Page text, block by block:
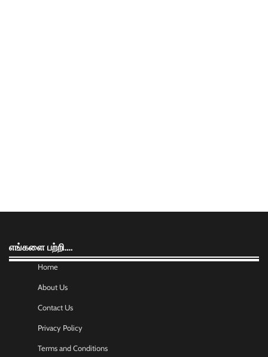
எங்களை பற்றி….
Home
About Us
Contact Us
Privacy Policy
Terms and Conditions